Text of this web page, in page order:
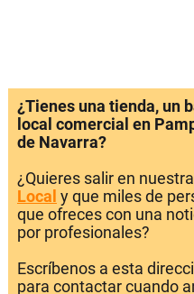
¿Tienes una tienda, un
local comercial en
de Navarra?
¿Quieres salir en
Local y que miles de
que ofreces con una
por profesionales?
Escríbenos a esta
para contactar cuando